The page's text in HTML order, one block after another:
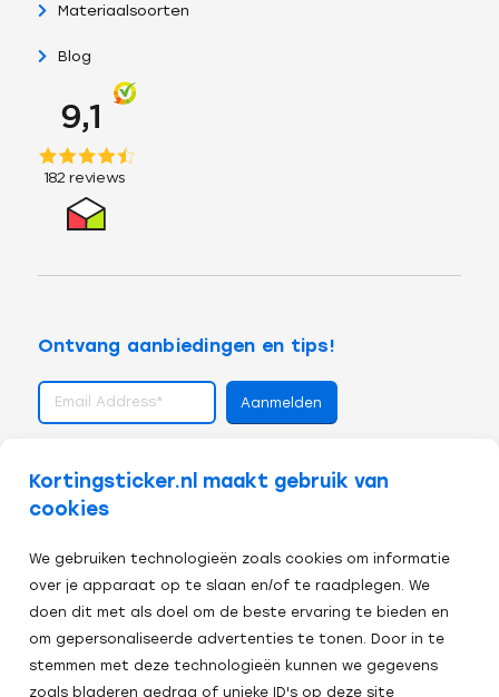
Kortingsticker.nl maakt gebruik van
cookies
We gebruiken technologieën zoals cookies om informatie
over je apparaat op te slaan en/of te raadplegen. We
doen dit met als doel om de beste ervaring te bieden en
om gepersonaliseerde advertenties te tonen. Door in te
stemmen met deze technologieën kunnen we gegevens
zoals bladeren gedrag of unieke ID's op deze site
Materiaalsoorten
Blog
Ontvang aanbiedingen en tips!